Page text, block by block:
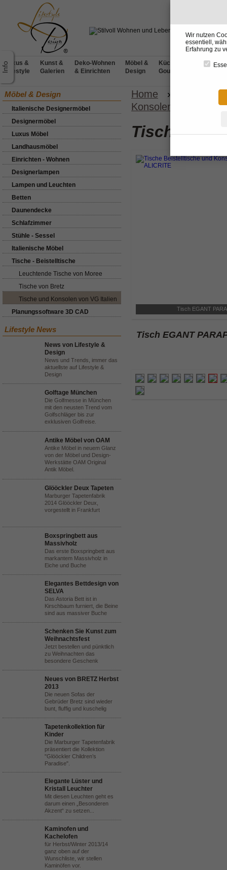
Luxus &
Lifestyle
Kunst &
Galerien
Deko-Wohnen
& Einrichten
Möbel &
Design
Küchen &
Gourmet
Möbel & Design
Italienische Designermöbel
Designermöbel
Luxus Möbel
Landhausmöbel
Einrichten - Wohnen
Designerlampen
Lampen und Leuchten
Betten
Daunendecke
Schlafzimmer
Stühle - Sessel
Italienische Möbel
Tische - Beistelltische
Leuchtende Tische von Moree
Tische von Bretz
Tische und Konsolen von VG Italien
Planungssoftware 3D CAD
Lifestyle News
News von Lifestyle &
Design
News und Trends, immer das
aktuellste auf Lifestyle &
Design
Golftage München
Die Golfmesse in München
mit den neusten Trend vom
Golfschläger bis zur
exklusiven Golfreise.
Antike Möbel von OAM
Antike Möbel in neuem Glanz
von der Möbel und Design-
Werkstätte OAM Original
Antik Möbel.
Glööckler Deux Tapeten
Marburger Tapetenfabrik
2014 Glööckler Deux,
vorgestellt in Frankfurt
Boxspringbett aus
Massivholz
Das erste Boxspringbett aus
markantem Massivholz in
Eiche und Buche
Elegantes Bettdesign von
SELVA
Das Astoria Bett ist in
Kirschbaum furniert, die Beine
sind aus massiver Buche
Schenken Sie Kunst zum
Weihnachtsfest
Jetzt bestellen und pünktlich
zu Weihnachten das
besondere Geschenk
Neues von BRETZ Herbst
2013
Die neuen Sofas der
Gebrüder Bretz sind wieder
bunt, fluffig und kuschelig
Tapetenkollektion für
Kinder
Die Marburger Tapetenfabrik
präsentiert die Kollektion
"Glööckler Children’s
Paradise".
Elegante Lüster und
Kristall Leuchter
Mit diesen Leuchten geht es
darum einen „Besonderen
Akzent“ zu setzen...
Kaminofen und
Kachelofen
für Herbst/Winter 2013/14
ganz oben auf der
Wunschliste, wir stellen
Kaminöfen vor.
Home »
Möbel &
Konsolen von VG
Tische und
Tisch EGANT
Tisch EGANT
Wir nutzen
essentiell,
Erfahrung zu